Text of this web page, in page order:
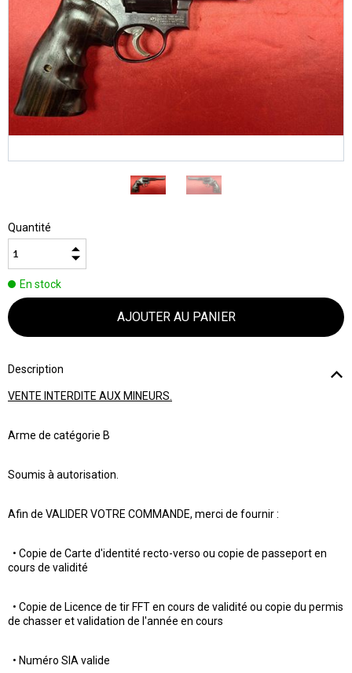
Quantité
En stock
Description
VENTE INTERDITE AUX MINEURS.
Arme de catégorie B
Soumis à autorisation.
Afin de VALIDER VOTRE COMMANDE, merci de fournir :
• Copie de Carte d'identité recto-verso ou copie de passeport en
cours de validité
• Copie de Licence de tir FFT en cours de validité ou copie du permis
de chasser et validation de l'année en cours
• Numéro SIA valide